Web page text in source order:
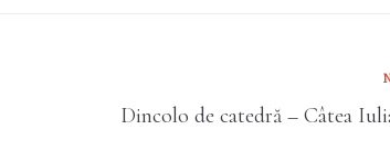
Dincolo de catedră – Câtea